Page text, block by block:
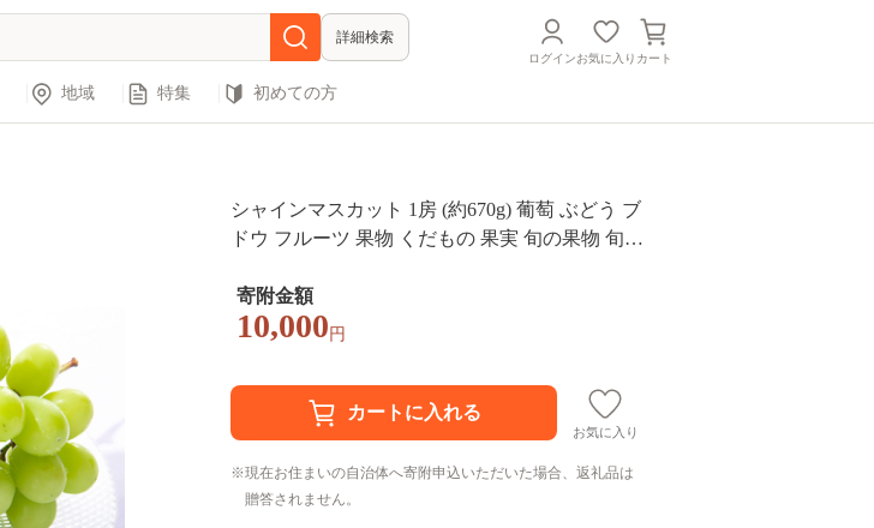
詳細検索
ログインお気に入り カート
地域 特集 初めての方
シャインマスカット 1房 (約670g) 葡萄 ぶどう ブ
ドウ フルーツ 果物 くだもの 果実 旬の果物 旬の
寄附金額
10,000 円
お気に入り
現在お住まいの自治体へ寄附申込いただいた場合、返礼品は
贈答されません。